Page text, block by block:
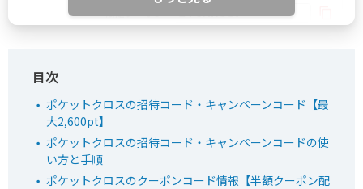
IYGANSSF
おりパンダ
LINE連携で初回最大90％OFF
ポケットクロスの招待コード・キャンペーンコード【最
大2,600pt】
ポケットクロスの招待コード・キャンペーンコードの使
い方と手順
ポケットクロスのクーポンコード情報【半額クーポン配